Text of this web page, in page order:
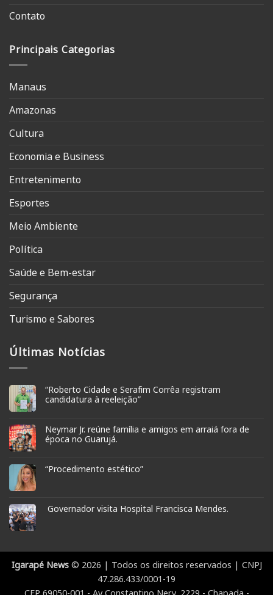
Contato
Principais Categorias
Manaus
Amazonas
Cultura
Economia e Business
Entretenimento
Esportes
Meio Ambiente
Política
Saúde e Bem-estar
Segurança
Turismo e Sabores
Últimas Notícias
“Roberto Cidade e Serafim Corrêa registram
candidatura à reeleição”
Neymar Jr. reúne família e amigos em arraiá fora de
época no Guarujá.
“Procedimento estético”
Governador visita Hospital Francisca Mendes.
Igarapé News© 2026 | Todos os direitos reservados | CNPJ
47.286.433/0001-19
CEP 69050-001 - Av Constantino Nery, 2229 - Chapada -